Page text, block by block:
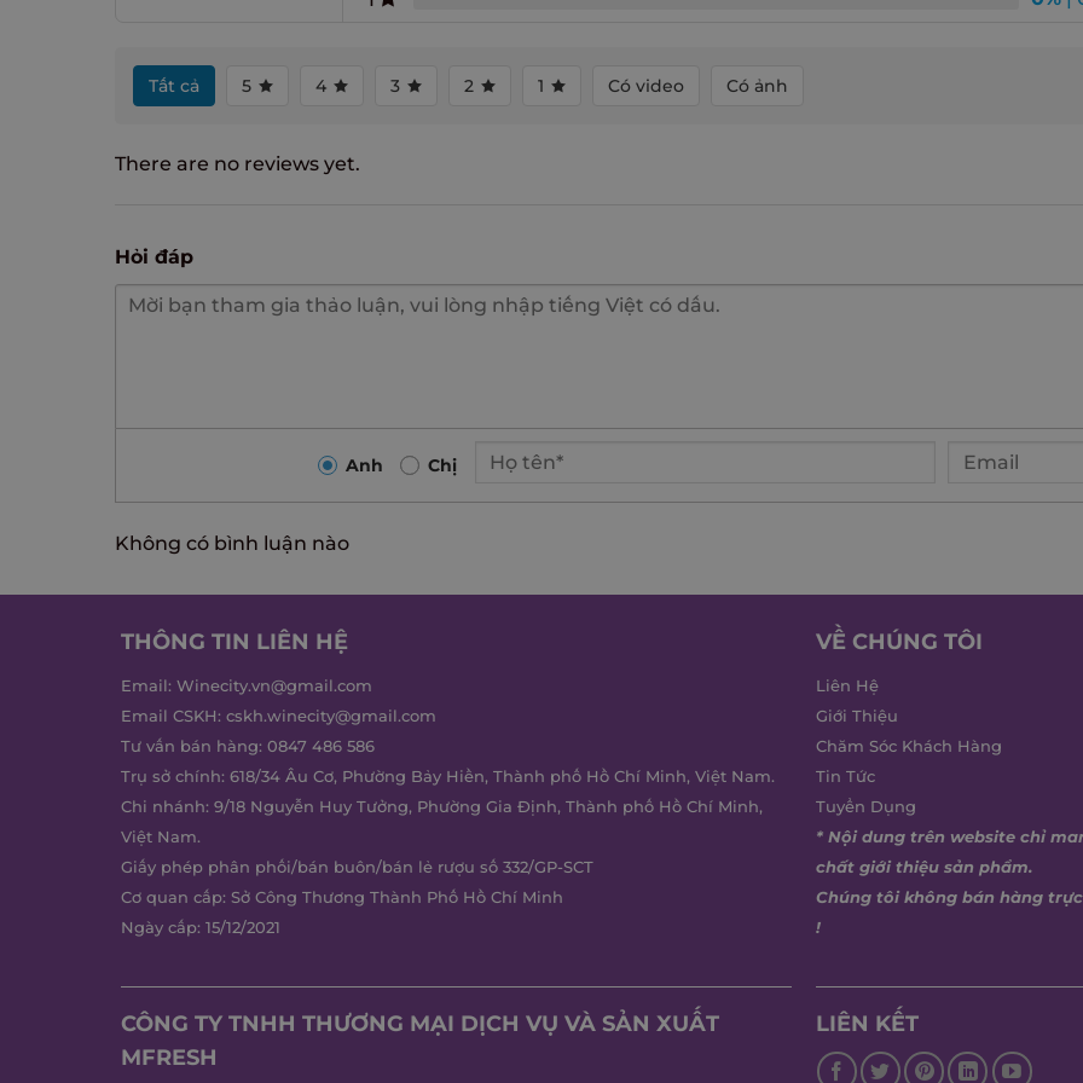
Tất cả 5 4 3 2 1 Có video Có ảnh
There are no reviews yet.
Hỏi đáp
Anh Chị
Không có bình luận nào
THÔNG TIN LIÊN HỆ
Email: Winecity.vn@gmail.com
Email CSKH: cskh.winecity@gmail.com
Tư vấn bán hàng: 0847 486 586
Trụ sở chính: 618/34 Âu Cơ, Phường Bảy Hiền, Thành phố Hồ Chí Minh, Việt Nam.
Chi nhánh: 9/18 Nguyễn Huy Tưởng, Phường Gia Định, Thành phố Hồ Chí Minh,
Việt Nam.
Giấy phép phân phối/bán buôn/bán lẻ rượu số 332/GP-SCT
Cơ quan cấp: Sở Công Thương Thành Phố Hồ Chí Minh
Ngày cấp: 15/12/2021
VỀ CHÚNG TÔI
Liên Hệ
Giới Thiệu
Chăm Sóc Khách Hàng
Tin Tức
Tuyển Dụng
* Nội dung trên website chỉ
chất giới thiệu sản phẩm.
Chúng tôi không bán hàng
!
CÔNG TY TNHH THƯƠNG MẠI DỊCH VỤ VÀ SẢN XUẤT
MFRESH
LIÊN KẾT